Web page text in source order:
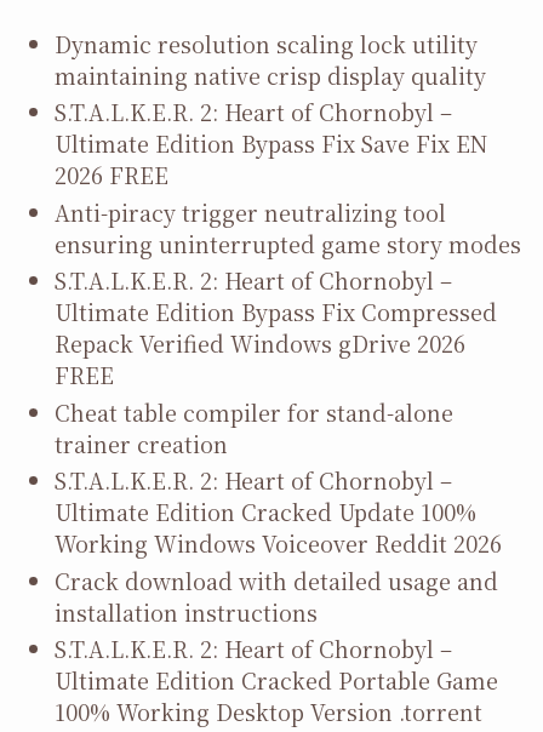
Dynamic resolution scaling lock utility
maintaining native crisp display quality
S.T.A.L.K.E.R. 2: Heart of Chornobyl –
Ultimate Edition Bypass Fix Save Fix EN
2026 FREE
Anti-piracy trigger neutralizing tool
ensuring uninterrupted game story modes
S.T.A.L.K.E.R. 2: Heart of Chornobyl –
Ultimate Edition Bypass Fix Compressed
Repack Verified Windows gDrive 2026
FREE
Cheat table compiler for stand-alone
trainer creation
S.T.A.L.K.E.R. 2: Heart of Chornobyl –
Ultimate Edition Cracked Update 100%
Working Windows Voiceover Reddit 2026
Crack download with detailed usage and
installation instructions
S.T.A.L.K.E.R. 2: Heart of Chornobyl –
Ultimate Edition Cracked Portable Game
100% Working Desktop Version .torrent